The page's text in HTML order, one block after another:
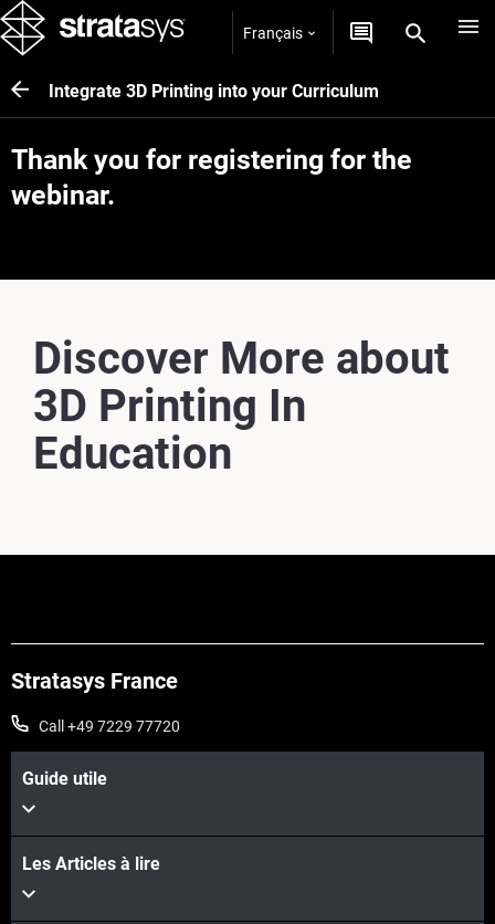
Français
Integrate 3D Printing into your Curriculum
Thank you for registering for the
webinar.
Discover More about
3D Printing In
Education
Stratasys France
Call +49 7229 77720
Guide utile
Les Articles à lire